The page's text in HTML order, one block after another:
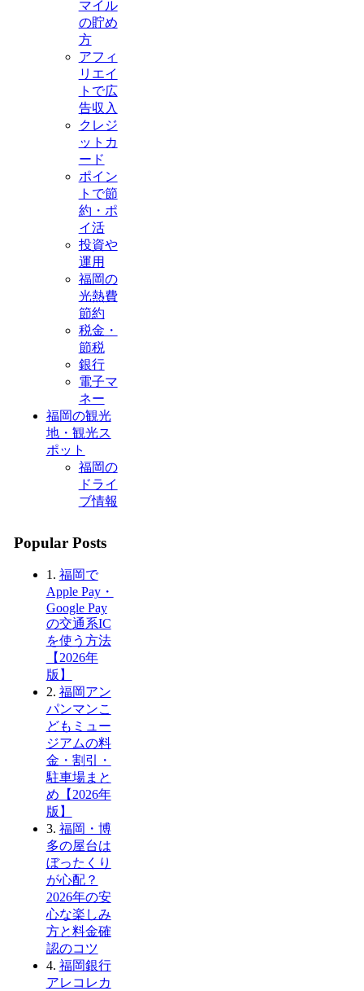
マイル
の貯め
方
アフィ
リエイ
トで広
告収入
クレジ
ットカ
ード
ポイン
トで節
約・ポ
イ活
投資や
運用
福岡の
光熱費
節約
税金・
節税
銀行
電子マ
ネー
福岡の観光
地・観光ス
ポット
福岡の
ドライ
ブ情報
Popular Posts
1. 福岡で
Apple Pay・
Google Pay
の交通系IC
を使う方法
【2026年
版】
2. 福岡アン
パンマンこ
どもミュー
ジアムの料
金・割引・
駐車場まと
め【2026年
版】
3. 福岡・博
多の屋台は
ぼったくり
が心配？
2026年の安
心な楽しみ
方と料金確
認のコツ
4. 福岡銀行
アレコレカ